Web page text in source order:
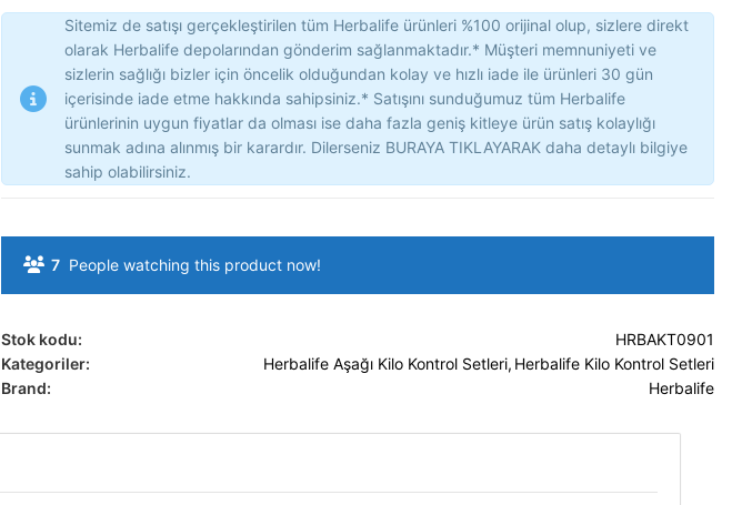
Sitemiz de satışı gerçekleştirilen tüm Herbalife ürünleri %100 orijinal olup, sizlere direkt
olarak Herbalife depolarından gönderim sağlanmaktadır.* Müşteri memnuniyeti ve
sizlerin sağlığı bizler için öncelik olduğundan kolay ve hızlı iade ile ürünleri 30 gün
içerisinde iade etme hakkında sahipsiniz.* Satışını sunduğumuz tüm Herbalife
ürünlerinin uygun fiyatlar da olması ise daha fazla geniş kitleye ürün satış kolaylığı
sunmak adına alınmış bir karardır. Dilerseniz BURAYA TIKLAYARAK daha detaylı bilgiye
sahip olabilirsiniz.
7 People watching this product now!
Stok kodu:
HRBAKT0901
Kategoriler:
Herbalife Aşağı Kilo Kontrol Setleri, Herbalife Kilo Kontrol Setleri
Brand:
Herbalife